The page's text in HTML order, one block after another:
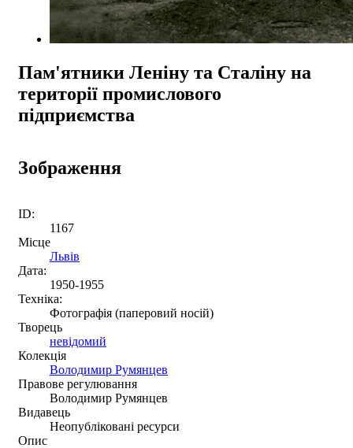
Пам'ятники Леніну та Сталіну на
території промислового
підприємства
Зображення
ID:
1167
Місце
Львів
Дата:
1950-1955
Техніка:
Фотографія (паперовий носій)
Творець
невідомий
Колекція
Володимир Румянцев
Правове регулювання
Володимир Румянцев
Видавець
Неопубліковані ресурси
Опис